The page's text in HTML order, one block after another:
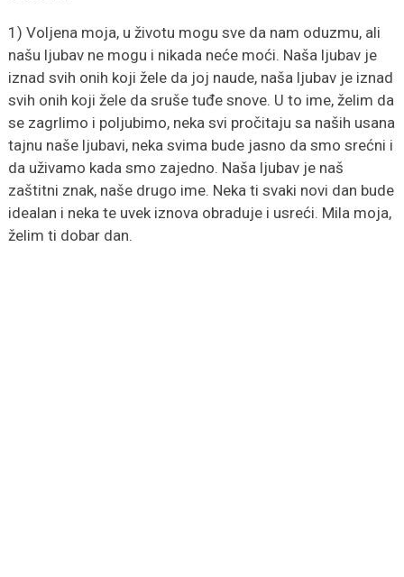
1) Voljena moja, u životu mogu sve da nam oduzmu, ali
našu ljubav ne mogu i nikada neće moći. Naša ljubav je
iznad svih onih koji žele da joj naude, naša ljubav je iznad
svih onih koji žele da sruše tuđe snove. U to ime, želim da
se zagrlimo i poljubimo, neka svi pročitaju sa naših usana
tajnu naše ljubavi, neka svima bude jasno da smo srećni i
da uživamo kada smo zajedno. Naša ljubav je naš
zaštitni znak, naše drugo ime. Neka ti svaki novi dan bude
idealan i neka te uvek iznova obraduje i usreći. Mila moja,
želim ti dobar dan.